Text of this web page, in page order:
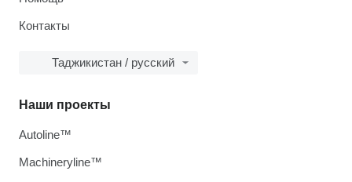
Контакты
Таджикистан / русский
Наши проекты
Autoline™
Machineryline™